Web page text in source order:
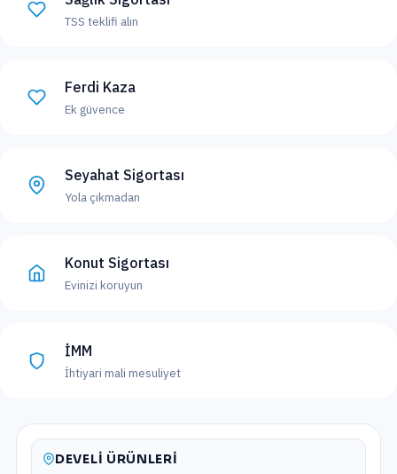
TSS teklifi alın
Ferdi Kaza
Ek güvence
Seyahat Sigortası
Yola çıkmadan
Konut Sigortası
Evinizi koruyun
İMM
İhtiyari mali mesuliyet
DEVELI ÜRÜNLERI